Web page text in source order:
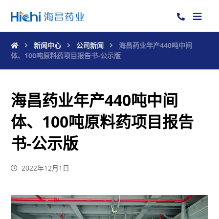
新闻中心 公司新闻
海昌药业年产440吨中间
体、100吨原料药项目报告书-公示版
海昌药业年产440吨中间
体、100吨原料药项目报告
书-公示版
2022年12月1日